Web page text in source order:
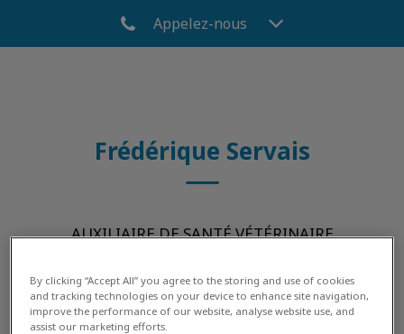
Appelez-nous
Frédérique Servais
AUXILIAIRE DE SANTÉ VÉTÉRINAIRE
By clicking “Accept All” you agree to the storing and use of cookies
and tracking technologies on your device to enhance site navigation,
improve the performance of our website, analyse website use, and
assist our marketing efforts.